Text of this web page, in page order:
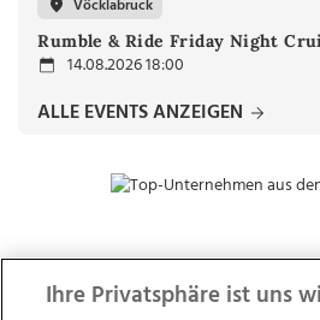
Vöcklabruck
Rumble & Ride Friday Night
14.08.2026 18:00
ALLE EVENTS ANZEIGEN
ZUR
Ihre Privatsphäre ist uns